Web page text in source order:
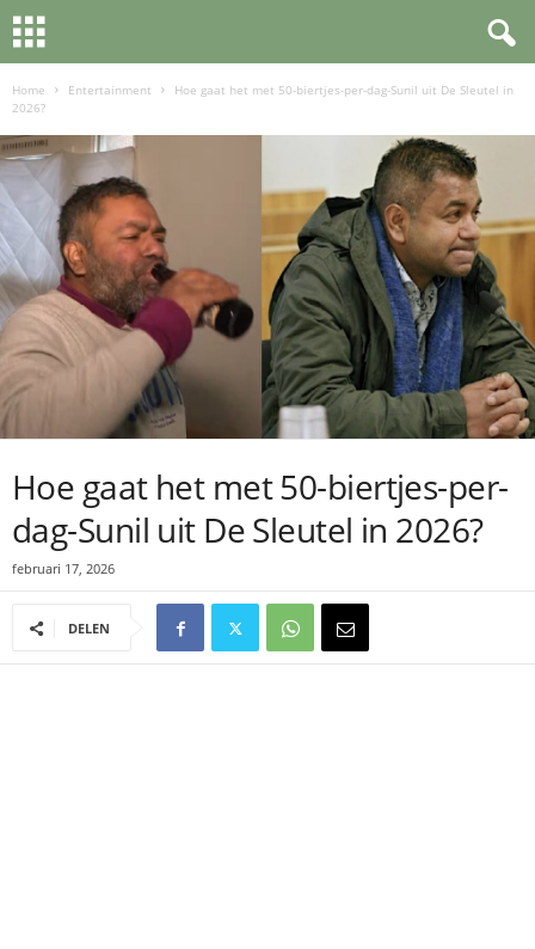
Home Entertainment
Hoe gaat het met 50-biertjes-per-dag-Sunil uit De Sleutel in
2026?
Hoe gaat het met 50-biertjes-per-
dag-Sunil uit De Sleutel in 2026?
februari 17, 2026
DELEN